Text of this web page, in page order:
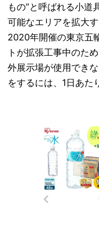
もの”と呼ばれる小道
可能なエリアを拡大
2020年開催の東京五
トが拡張工事中のた
外展示場が使用でき
をするには、1日あた